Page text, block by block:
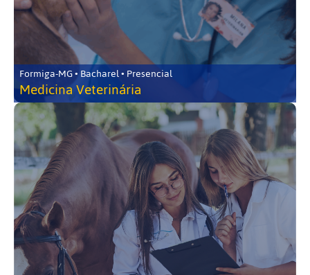
Formiga-MG • Bacharel • Presencial
Medicina Veterinária